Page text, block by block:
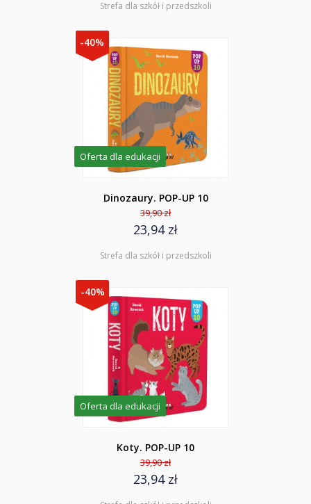
Strefa dla szkół i przedszkoli
-40%
Oferta dla edukacji
Dinozaury. POP-UP 10
39,90 zł
23,94 zł
Strefa dla szkół i przedszkoli
-40%
Oferta dla edukacji
Koty. POP-UP 10
39,90 zł
23,94 zł